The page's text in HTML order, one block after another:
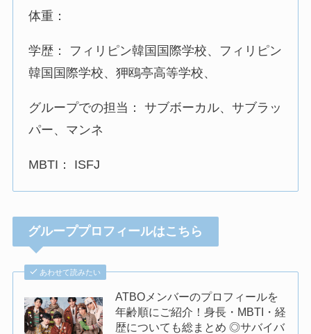
体重：
学歴： フィリピン韓国国際学校、フィリピン
韓国国際学校、狎鴎亭高等学校、
グループでの担当： サブボーカル、サブラッ
パー、マンネ
MBTI： ISFJ
グループプロフィールはこちら
あわせて読みたい
ATBOメンバーのプロフィールを
年齢順にご紹介！身長・MBTI・経
歴についても総まとめ ◎サバイバ